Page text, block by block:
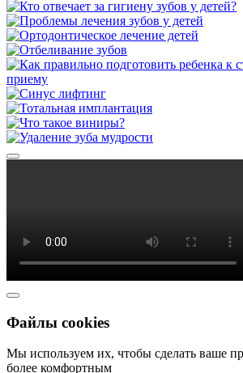
Файлы cookies
Мы используем их, чтобы сделать ваше
более комфортным